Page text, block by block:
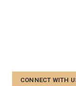
CONNECT WITH